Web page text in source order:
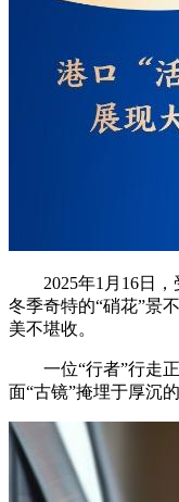
2025年1月16日，
冬季奇特的“硝花”景
美不堪收。
一位“行者”行走正
面“古镜”掩埋于厚沉